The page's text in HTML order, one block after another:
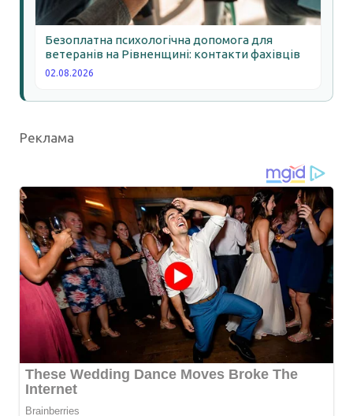
Безоплатна психологічна допомога для
ветеранів на Рівненщині: контакти фахівців
02.08.2026
Реклама